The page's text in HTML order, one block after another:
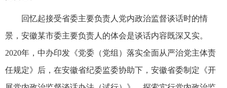
回忆起接受省委主要负责人党内政治监督谈话时的情
景，安徽某市委主要负责人的体会是谈话内容既深又实。
2020年，中办印发《党委（党组）落实全面从严治党主体责
任规定》后，在安徽省纪委监委协助下，安徽省委制定《开